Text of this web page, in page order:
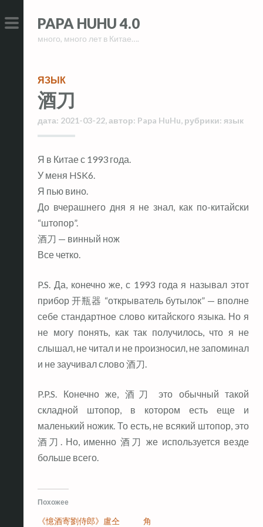
to
PRIMARY
to
PAPA HUHU 4.0
много, много лет в Китае….
ЯЗЫК
酒刀
дата: 2021-03-22,автор: Papa HuHu, рубрики: язык
Я в Китае с 1993 года.
У меня HSK6.
Я пью вино.
До вчерашнего дня я не знал, как по-китайски
“штопор”.
酒刀 — винный нож
Все четко.
P.S. Да, конечно же, с 1993 года я называл этот
прибор 开瓶器 “открыватель бутылок” — вполне
себе стандартное слово китайского языка. Но я
не могу понять, как так получилось, что я не
слышал, не читал и не произносил, не запоминал
и не заучивал слово 酒刀.
P.P.S. Конечно же, 酒刀 это обычный такой
складной штопор, в котором есть еще и
маленький ножик. То есть, не всякий штопор, это
酒刀. Но, именно 酒刀 же используется везде
больше всего.
Похожее
《憶酒寄劉侍郎》盧仝 角